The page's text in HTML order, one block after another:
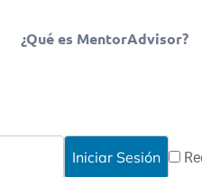
¿Qué es MentorAdvisor?